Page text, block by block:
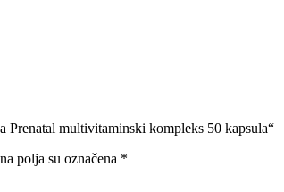
Prenatal multivitaminski kompleks 50 kapsula“
polja su označena *